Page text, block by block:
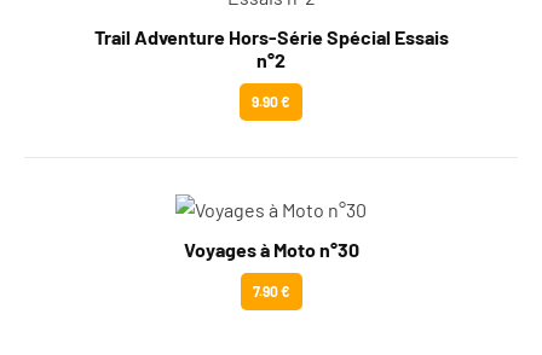
Trail Adventure Hors-Série Spécial Essais
n°2
9.90 €
Voyages à Moto n°30
7.90 €